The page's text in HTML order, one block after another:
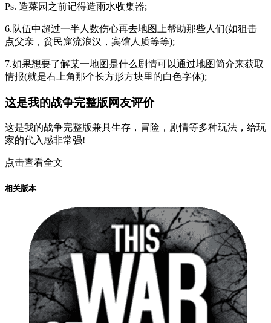
Ps. 造菜园之前记得造雨水收集器;
6.队伍中超过一半人数伤心再去地图上帮助那些人们(如狙击
点父亲，贫民窟流浪汉，宾馆人质等等);
7.如果想要了解某一地图是什么剧情可以通过地图简介来获取
情报(就是右上角那个长方形方块里的白色字体);
这是我的战争完整版网友评价
这是我的战争完整版兼具生存，冒险，剧情等多种玩法，给玩
家的代入感非常强!
点击查看全文
相关版本